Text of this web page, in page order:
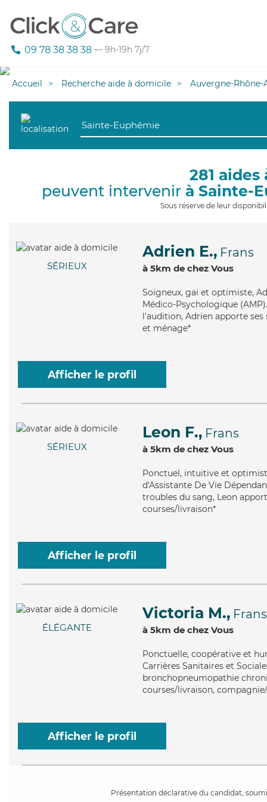
09 78 38 38 38 — 9h-19h 7j/7
Accueil Recherche aide à domicile Auvergne-Rhône-
281
peuvent intervenir à Sainte-
Sous réserve de leur
SÉRIEUX
Adrien E., Frans
à 5km de chez Vous
Soigneux, gai et optimiste,
Médico-Psychologique
l'audition, Adrien apporte
et ménage*
Afficher le profil
SÉRIEUX
Leon F., Frans
à 5km de chez Vous
Ponctuel, intuitive et
d'Assistante De Vie
troubles du sang, Leon
courses/livraison*
Afficher le profil
ÉLÉGANTE
Victoria M., Frans
à 5km de chez Vous
Ponctuelle, coopérative et
Carrières Sanitaires et
bronchopneumopathie
courses/livraison,
Afficher le profil
Présentation déclarative du candidat,